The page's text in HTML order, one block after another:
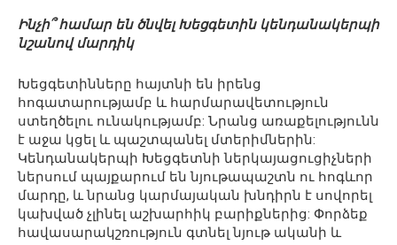
Ինչի՞ համար են ծնվել Խեցգետին կենդանակերպի
նշանով մարդիկ
Խեցգետինները հայտնի են իրենց
հոգատարությամբ և հարմարավետություն
ստեղծելու ունակությամբ: Նրանց առաքելությունն
է աջա կցել և պաշտպանել մտերիմներին:
Կենդանակերպի Խեցգետնի ներկայացուցիչների
ներսում պայքարում են նյութապաշտն ու հոգևոր
մարդը, և նրանց կարմայական խնդիրն է սովորել
կախված չլինել աշխարհիկ բարիքներից: Փորձեք
հավասարակշռություն գտնել նյութ ականի և